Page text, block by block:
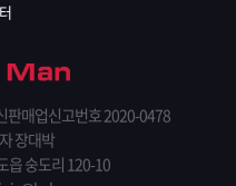
판매업신고번호 2020-0478
장대박
읍 숭도리 120-10